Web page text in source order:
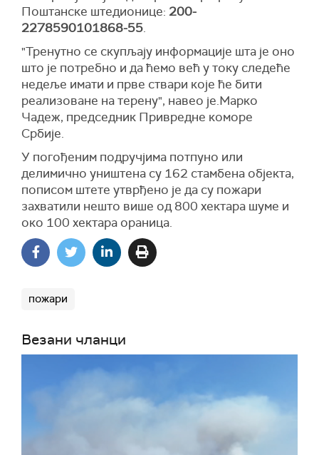
Поштанске штедионице: 200-
2278590101868-55.
"Тренутно се скупљају информације шта је оно
што је потребно и да ћемо већ у току следеће
недеље имати и прве ствари које ће бити
реализоване на терену", навео је.Марко
Чадеж, председник Привредне коморе
Србије.
У погођеним подручјима потпуно или
делимично уништена су 162 стамбена објекта,
пописом штете утврђено је да су пожари
захватили нешто више од 800 хектара шуме и
око 100 хектара ораница.
пожари
Везани чланци